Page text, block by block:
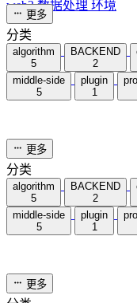
9 分钟
Java NIO
2024-02-05
cs-base
/
meeting
/
doc
IO